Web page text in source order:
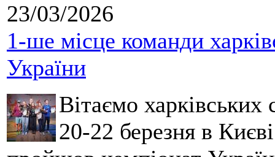
23/03/2026
1-ше місце команди
України
Вітаємо
20-22 березня в